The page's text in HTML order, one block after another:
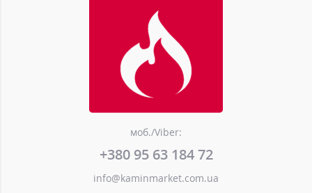
моб./Viber:
+380 95 63 184 72
info@kaminmarket.com.ua